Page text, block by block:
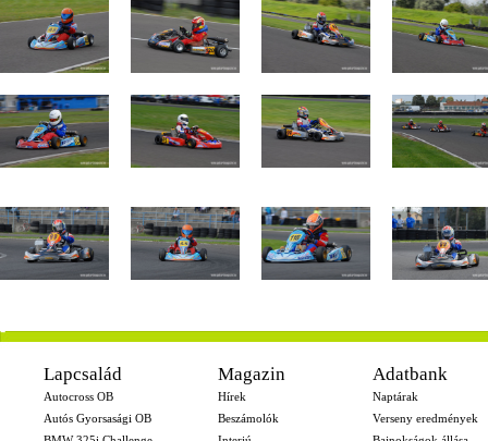
-
Lapcsalád
Autocross OB
Autós Gyorsasági OB
Magazin
Hírek
Beszámolók
Adatbank
Naptárak
Verseny eredmények